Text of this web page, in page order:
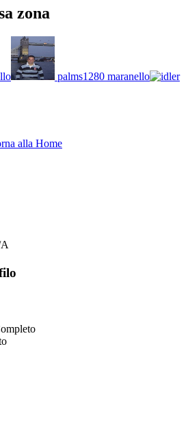
zona
palms1280 maranello
alla Home